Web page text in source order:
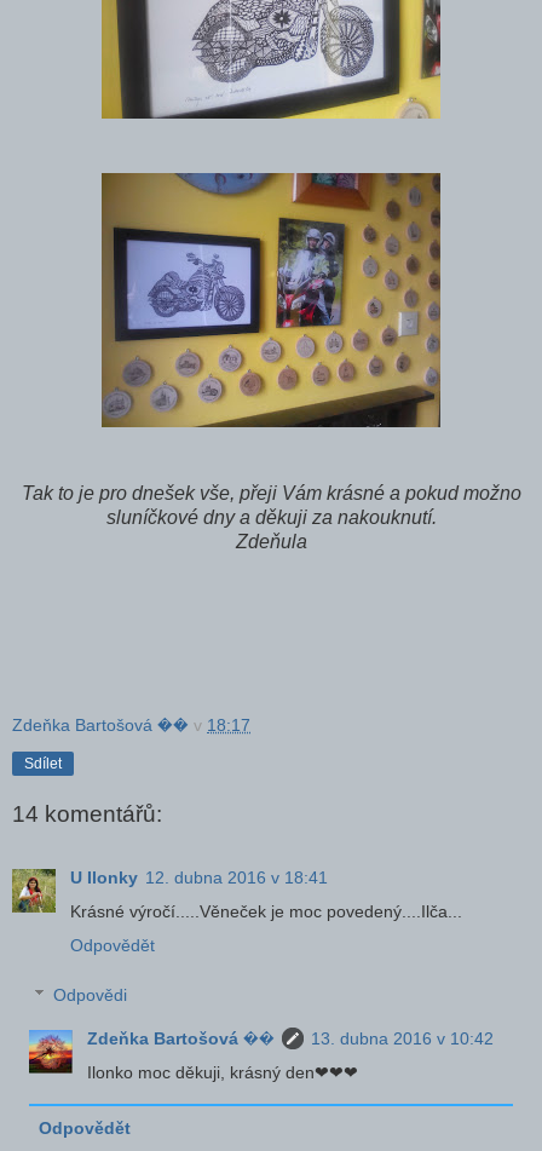
Tak to je pro dnešek vše, přeji Vám krásné a pokud možno
sluníčkové dny a děkuji za nakouknutí.
Zdeňula
Zdeňka Bartošová �� v 18:17
Sdílet
14 komentářů:
U Ilonky 12. dubna 2016 v 18:41
Krásné výročí.....Věneček je moc povedený....Ilča...
Odpovědět
Odpovědi
Zdeňka Bartošová ��
13. dubna 2016 v 10:42
Ilonko moc děkuji, krásný den❤❤❤
Odpovědět